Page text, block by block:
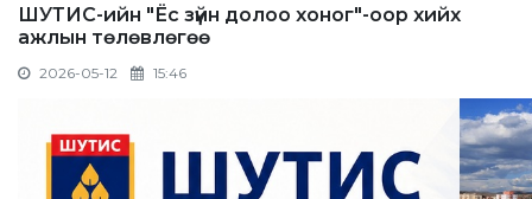
ШУТИС-ийн "Ёс зүйн долоо хоног"-оор хийх
ажлын төлөвлөгөө
2026-05-12 15:46